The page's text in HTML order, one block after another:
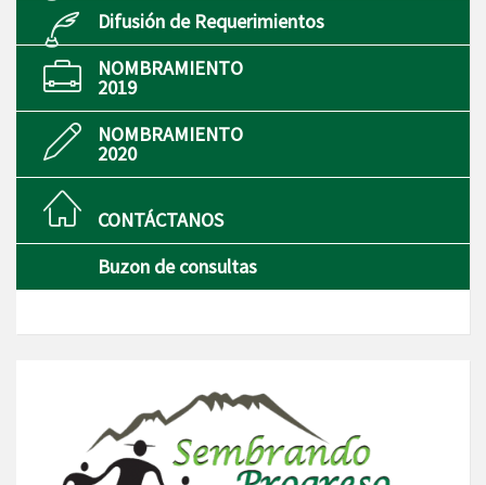
Difusión de Requerimientos
NOMBRAMIENTO
2019
NOMBRAMIENTO
2020
CONTÁCTANOS
Buzon de consultas